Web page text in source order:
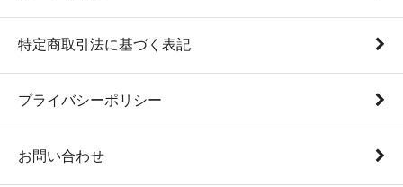
特定商取引法に基づく表記
プライバシーポリシー
お問い合わせ